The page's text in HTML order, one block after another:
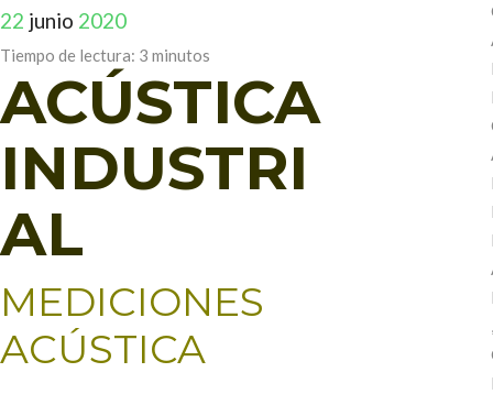
22 junio 2020
Tiempo de lectura: 3 minutos
ACÚSTICA
INDUSTRI
AL
MEDICIONES
ACÚSTICA
,